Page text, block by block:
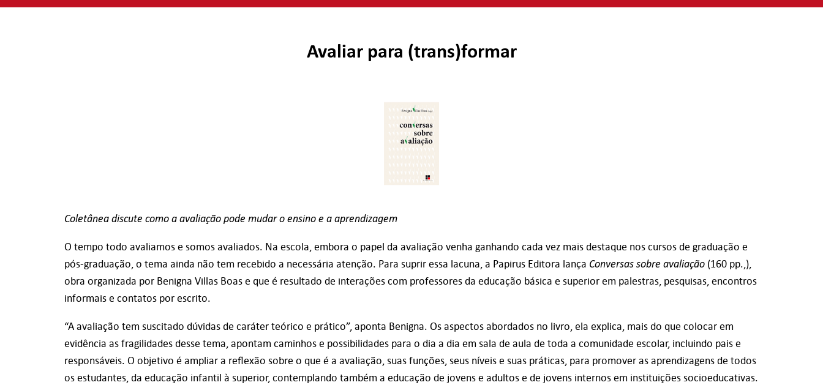
Avaliar para (trans)formar
Coletânea discute como a avaliação pode mudar o ensino e a aprendizagem
O tempo todo avaliamos e somos avaliados. Na escola, embora o papel da avaliação venha ganhando cada vez mais destaque nos cursos de graduação e
pós-graduação, o tema ainda não tem recebido a necessária atenção. Para suprir essa lacuna, a Papirus Editora lança Conversas sobre avaliação (160 pp.,),
obra organizada por Benigna Villas Boas e que é resultado de interações com professores da educação básica e superior em palestras, pesquisas, encontros
informais e contatos por escrito.
“A avaliação tem suscitado dúvidas de caráter teórico e prático”, aponta Benigna. Os aspectos abordados no livro, ela explica, mais do que colocar em
evidência as fragilidades desse tema, apontam caminhos e possibilidades para o dia a dia em sala de aula de toda a comunidade escolar, incluindo pais e
responsáveis. O objetivo é ampliar a reflexão sobre o que é a avaliação, suas funções, seus níveis e suas práticas, para promover as aprendizagens de todos
os estudantes, da educação infantil à superior, contemplando também a educação de jovens e adultos e de jovens internos em instituições socioeducativas.